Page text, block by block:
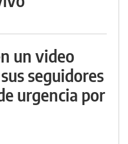
un video
seguidores
urgencia por